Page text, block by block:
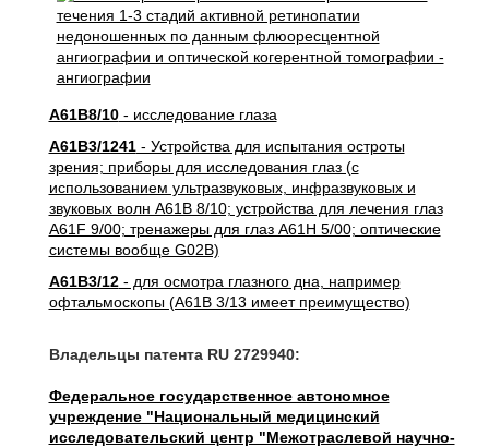
A61B8/10- исследование глаза
A61B3/1241- Устройства для испытания остроты
зрения; приборы для исследования глаз (с
использованием ультразвуковых, инфразвуковых и
звуковых волн A61B 8/10; устройства для лечения глаз
A61F 9/00; тренажеры для глаз A61H 5/00; оптические
системы вообще G02B)
A61B3/12- для осмотра глазного дна, например
офтальмоскопы (A61B 3/13 имеет преимущество)
Владельцы патента RU 2729940:
Федеральное государственное автономное
учреждение "Национальный медицинский
исследовательский центр "Межотраслевой научно-